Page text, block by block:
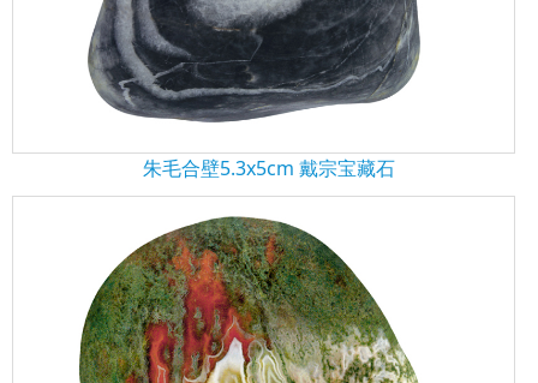
朱毛合壁5.3x5cm 戴宗宝藏石